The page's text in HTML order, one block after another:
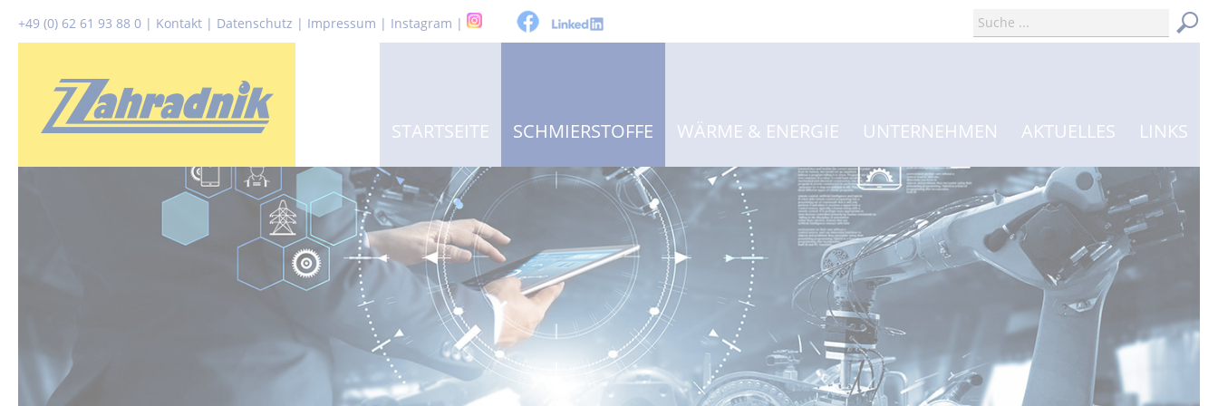
STARTSEITE SCHMIERSTOFFE WÄRME & ENERGIE UNTERNEHMEN AKTUELLES LINKS
+49 (0) 62 61 93 88 0 | Kontakt | Datenschutz | Impressum | Instagram |